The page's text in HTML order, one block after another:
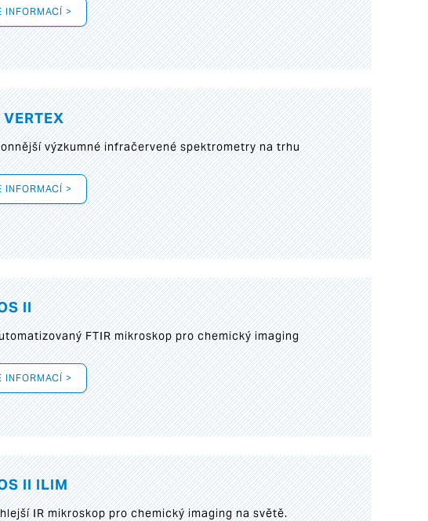
INFORMACÍ >
výzkumné infračervené spektrometry na trhu
INFORMACÍ >
II
FTIR mikroskop pro chemický imaging
INFORMACÍ >
II ILIM
IR mikroskop pro chemický imaging na světě.